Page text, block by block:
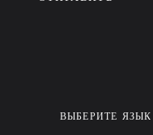
ВЫБЕРИТЕ ЯЗЫК